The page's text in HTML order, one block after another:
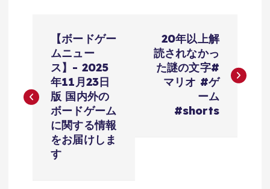
ナ
【ボードゲー
ムニュー
ス】- 2025
年11月23日
版 国内外の
ボードゲーム
に関する情報
をお届けしま
す
20年以上解
読されなかっ
た謎の文字#
マリオ #ゲ
ーム
#shorts